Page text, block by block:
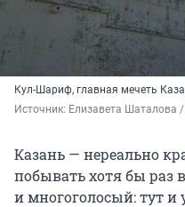
Кул-Шариф, главная мечеть
Источник: Елизавета Шаталова /
Казань — нереально
побывать хотя бы
и многоголосый: тут